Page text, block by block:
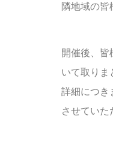
隣地域の皆
開催後、皆
いて取りま
詳細につき
させていた